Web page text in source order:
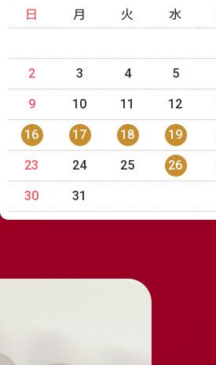
日
月 火 水
2 3 4 5
9 10 11 12
16 17 18 19
23 24 25 26
30 31